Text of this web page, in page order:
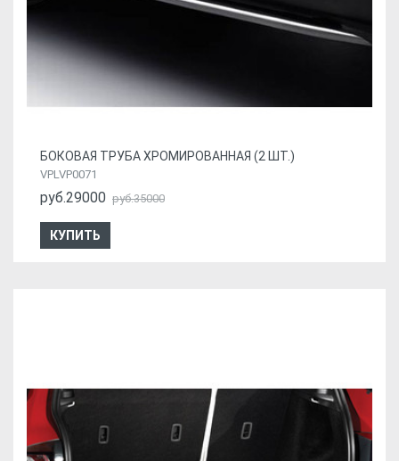
БОКОВАЯ ТРУБА ХРОМИРОВАННАЯ (2 ШТ.)
VPLVP0071
руб.29000 руб.35000
КУПИТЬ